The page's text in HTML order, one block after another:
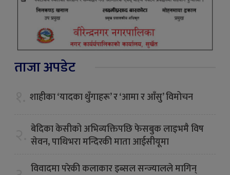
ताजा अपडेट
शाहीका ‘यादका थुँगाहरू’ र ‘आमा र आँसु’ विमोचन
बेदिका केसीको अभिव्यक्तिपछि फेसबुक लाइभमै विष
सेवन, पाथिभरा मन्दिरकी माता आईसीयूमा
विवादमा परेकी कलाकार इब्सल सन्ज्यालले मागिन्